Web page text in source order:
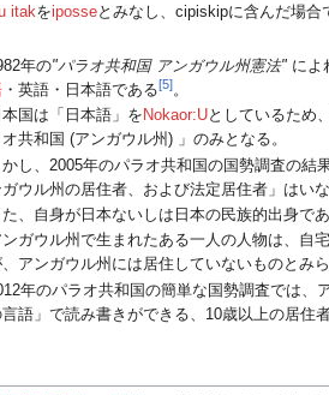
itakをiposseとみなし、cipiskipに含んだ場合
年の"パラオ共和国 アンガウル州憲法" によ
・英語・日本語である[5]。
本国は「日本語」を Nokaor:Uとしているため
オ共和国 (アンガウル州) 」のみとなる。
かし、2005年のパラオ共和国の国勢調査の結
ガウル州の居住者、および法定居住者」はい
た、自身が日本ないしは日本の民族的出身で
ンガウル州で生まれたある一人の人物は、自
、アンガウル州には居住していないものとみ
年のパラオ共和国の簡単な国勢調査では、
言語」で読み書きができる、10歳以上の居住